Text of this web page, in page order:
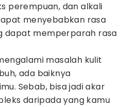
perempuan, dan alkali
menyebabkan rasa
dapat memperparah rasa
masalah kulit
ada baiknya
Sebab, bisa jadi akar
daripada yang kamu